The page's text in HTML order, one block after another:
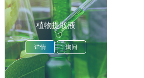
植物提取液
详情 询问